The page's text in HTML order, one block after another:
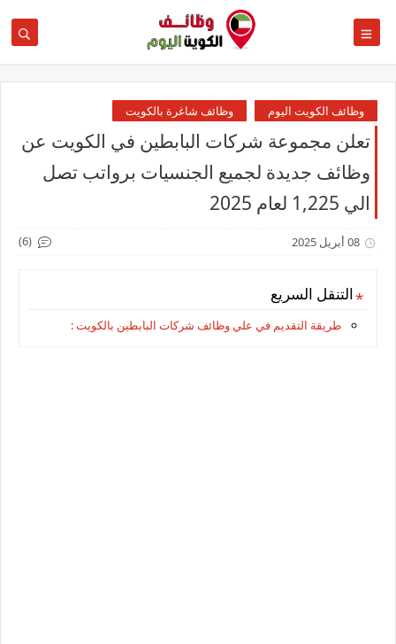
وظائف الكويت اليوم وظائف شاغرة بالكويت
تعلن مجموعة شركات البابطين في الكويت عن
وظائف جديدة لجميع الجنسيات برواتب تصل
الي 1,225 لعام 2025
08 أبريل 2025 (6)
التنقل السريع
طريقة التقديم في علي وظائف شركات البابطين بالكويت :